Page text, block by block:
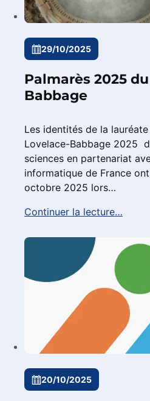
29/10/2025
Palmarès 2025
Babbage
Les identités de la
Lovelace-Babbage 2025
sciences en partenariat
informatique de France
octobre 2025 lors…
Continuer la lecture…
20/10/2025